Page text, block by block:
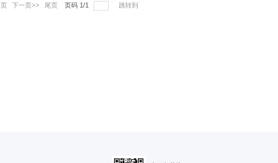
下一页>> 尾页 页码 1/1 跳转到